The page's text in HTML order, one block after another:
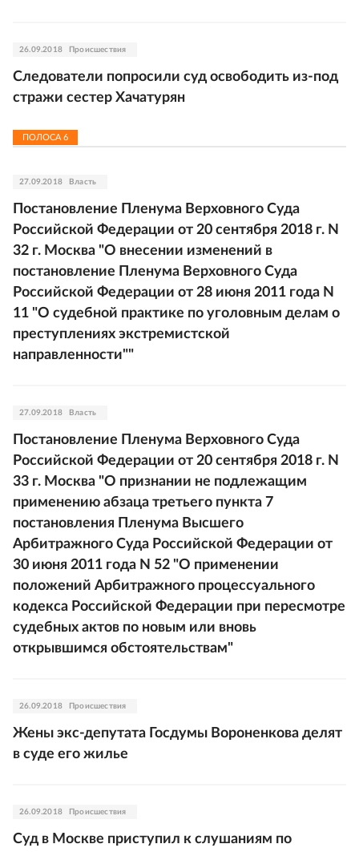
26.09.2018 Происшествия
Следователи попросили суд освободить из-под
стражи сестер Хачатурян
ПОЛОСА 6
27.09.2018 Власть
Постановление Пленума Верховного Суда
Российской Федерации от 20 сентября 2018 г. N
32 г. Москва "О внесении изменений в
постановление Пленума Верховного Суда
Российской Федерации от 28 июня 2011 года N
11 "О судебной практике по уголовным делам о
преступлениях экстремистской
направленности""
27.09.2018 Власть
Постановление Пленума Верховного Суда
Российской Федерации от 20 сентября 2018 г. N
33 г. Москва "О признании не подлежащим
применению абзаца третьего пункта 7
постановления Пленума Высшего
Арбитражного Суда Российской Федерации от
30 июня 2011 года N 52 "О применении
положений Арбитражного процессуального
кодекса Российской Федерации при пересмотре
судебных актов по новым или вновь
открывшимся обстоятельствам"
26.09.2018 Происшествия
Жены экс-депутата Госдумы Вороненкова делят
в суде его жилье
26.09.2018 Происшествия
Суд в Москве приступил к слушаниям по